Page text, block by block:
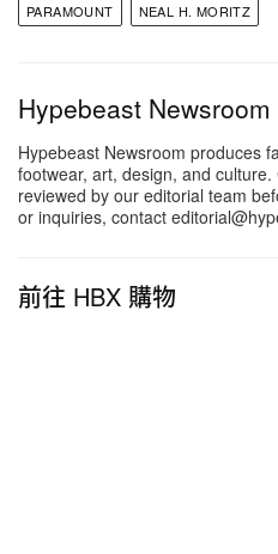
PARAMOUNT
NEAL H. MORITZ
Hypebeast Newsroom
Hypebeast Newsroom produces
footwear, art, design, and
reviewed by our editorial team
or inquiries, contact
前往 HBX 購物